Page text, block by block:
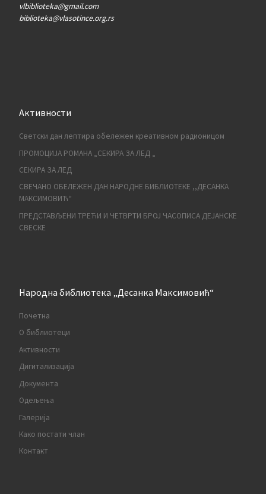
vlbiblioteka@gmail.com
biblioteka@vlasotince.org.rs
Активности
Светски дан лептира обележен креативном радионицом
ПРОМОЦИЈА РОМАНА „СЕКИРА ЗА ЛЕД „
СЕКИРА ЗА ЛЕД
СВЕЧАНО ОБЕЛЕЖЕН ДАН НАРОДНЕ БИБЛИОТЕКЕ ,,ДЕСАНКА
МАКСИМОВИЋ“
ПРЕДСТАВЉЕНИ ТРЕЋИ И ЧЕТВРТИ БРОЈ ЧАСОПИСА ДЕЈАНСКЕ
СВЕСКЕ
Народна библиотека „Десанка Максимовић“
Почетна
О библиотеци
Активности
Дигитализација
Документа
Одељења
Галерија
Како постати члан
Контакт